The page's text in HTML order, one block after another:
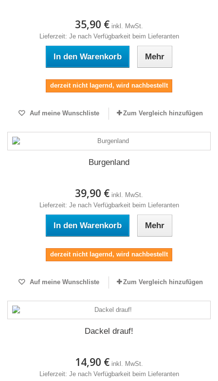
35,90 € inkl. MwSt.
Lieferzeit: Je nach Verfügbarkeit beim Lieferanten
In den Warenkorb Mehr
derzeit nicht lagernd, wird nachbestellt
Auf meine Wunschliste Zum Vergleich hinzufügen
Burgenland
39,90 € inkl. MwSt.
Lieferzeit: Je nach Verfügbarkeit beim Lieferanten
In den Warenkorb Mehr
derzeit nicht lagernd, wird nachbestellt
Auf meine Wunschliste Zum Vergleich hinzufügen
Dackel drauf!
14,90 € inkl. MwSt.
Lieferzeit: Je nach Verfügbarkeit beim Lieferanten